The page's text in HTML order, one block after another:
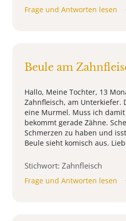
Frage und Antworten lesen
Beule am
Hallo, Meine Tochter, 13
Zahnfleisch, am Unterkiefer.
eine Murmel. Muss ich damit
bekommt gerade Zähne.
Schmerzen zu haben und
Beule sieht komisch aus.
Stichwort: Zahnfleisch
Frage und Antworten lesen